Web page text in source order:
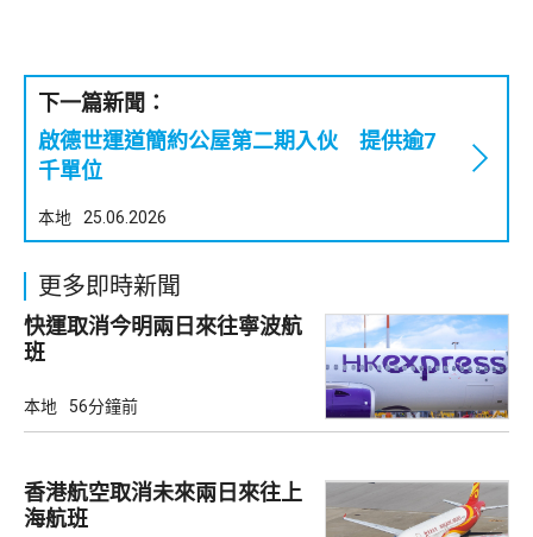
下一篇新聞：
啟德世運道簡約公屋第二期入伙 提供逾7
千單位
本地 25.06.2026
更多即時新聞
快運取消今明兩日來往寧波航
班
本地 56分鐘前
香港航空取消未來兩日來往上
海航班